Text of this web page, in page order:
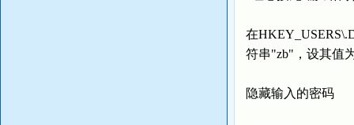
在
符串"zb"，设其值
隐藏输入的密码